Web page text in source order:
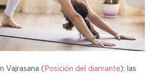
Vajrasana ( Posición del diamante ): las